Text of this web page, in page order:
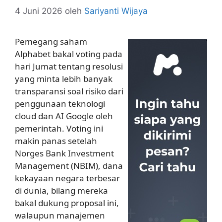
4 Juni 2026 oleh Sariyanti Wijaya
Pemegang saham
Alphabet bakal voting pada
hari Jumat tentang resolusi
yang minta lebih banyak
transparansi soal risiko dari
penggunaan teknologi
cloud dan AI Google oleh
pemerintah. Voting ini
makin panas setelah
Norges Bank Investment
Management (NBIM), dana
kekayaan negara terbesar
di dunia, bilang mereka
bakal dukung proposal ini,
walaupun manajemen